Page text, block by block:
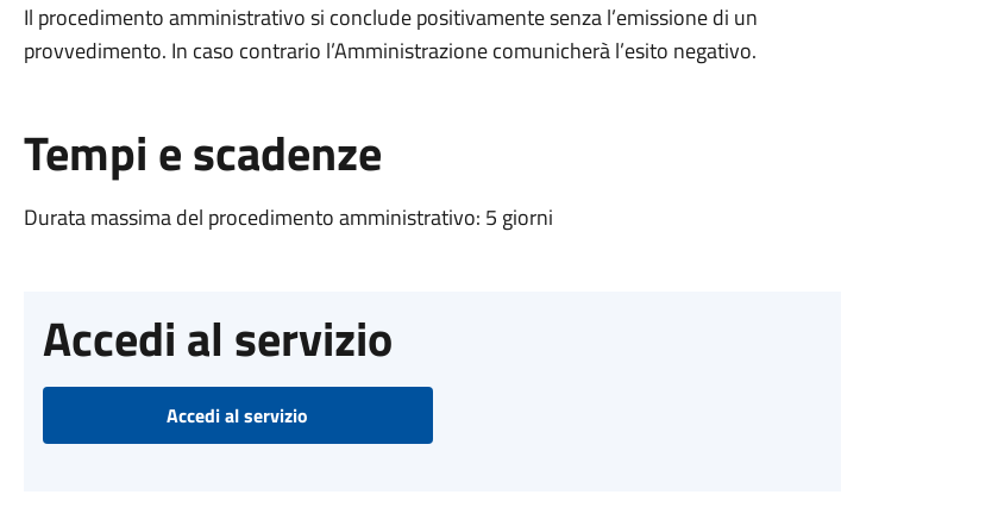
Il procedimento amministrativo si conclude positivamente senza l’emissione di un
provvedimento. In caso contrario l’Amministrazione comunicherà l’esito negativo.
Tempi e scadenze
Durata massima del procedimento amministrativo: 5 giorni
Accedi al servizio
Accedi al servizio